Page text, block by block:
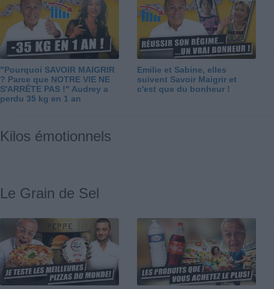
"Pourquoi SAVOIR MAIGRIR
? Parce que NOTRE VIE NE
S'ARRÊTE PAS !" Audrey a
perdu 35 kg en 1 an
Emilie et Sabine, elles
suivent Savoir Maigrir et
c'est que du bonheur !
Kilos émotionnels
Le Grain de Sel